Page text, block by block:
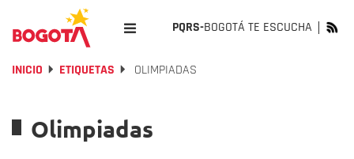
PQRS-BOGOTÁ TE ESCUCHA
INICIO ETIQUETAS OLIMPIADAS
Olimpiadas